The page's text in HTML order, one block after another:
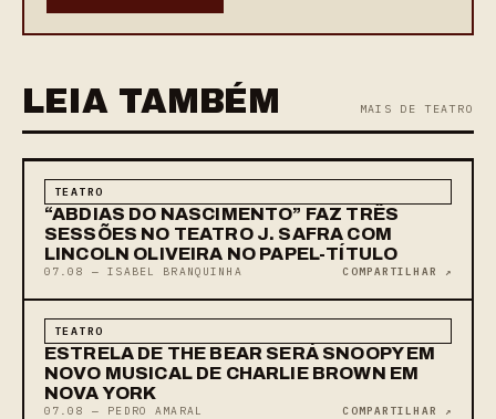
LEIA TAMBÉM MAIS DE TEATRO
TEATRO
“ABDIAS DO NASCIMENTO” FAZ TRÊS
SESSÕES NO TEATRO J. SAFRA COM
LINCOLN OLIVEIRA NO PAPEL-TÍTULO
07.08 — ISABEL BRANQUINHA COMPARTILHAR ↗
TEATRO
ESTRELA DE THE BEAR SERÁ SNOOPY EM
NOVO MUSICAL DE CHARLIE BROWN EM
NOVA YORK
07.08 — PEDRO AMARAL COMPARTILHAR ↗